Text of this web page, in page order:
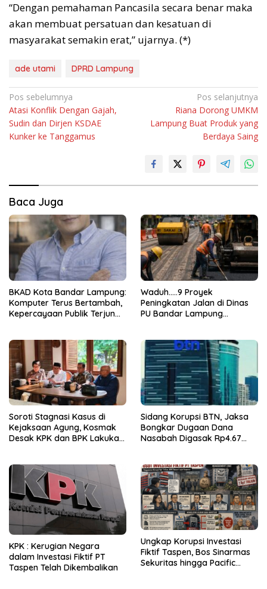
“Dengan pemahaman Pancasila secara benar maka
akan membuat persatuan dan kesatuan di
masyarakat semakin erat,” ujarnya. (*)
ade utami DPRD Lampung
Navigasi
pos
Pos sebelumnya
Atasi Konflik Dengan Gajah,
Sudin dan Dirjen KSDAE
Kunker ke Tanggamus
Pos selanjutnya
Riana Dorong UMKM
Lampung Buat Produk yang
Berdaya Saing
Baca Juga
BKAD Kota Bandar Lampung:
Komputer Terus Bertambah,
Kepercayaan Publik Terjun
Waduh…..9 Proyek
Peningkatan Jalan di Dinas
PU Bandar Lampung
Soroti Stagnasi Kasus di
Kejaksaan Agung, Kosmak
Desak KPK dan BPK Lakukan
Sidang Korupsi BTN, Jaksa
Bongkar Dugaan Dana
Nasabah Digasak Rp4.67
KPK : Kerugian Negara
dalam Investasi Fiktif PT
Taspen Telah Dikembalikan
Ungkap Korupsi Investasi
Fiktif Taspen, Bos Sinarmas
Sekuritas hingga Pacific